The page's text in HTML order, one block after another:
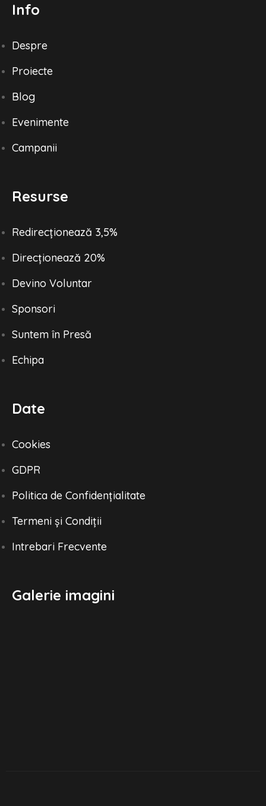
Info
Despre
Proiecte
Blog
Evenimente
Campanii
Resurse
Redirecționează 3,5%
Direcționează 20%
Devino Voluntar
Sponsori
Suntem în Presă
Echipa
Date
Cookies
GDPR
Politica de Confidențialitate
Termeni și Condiții
Intrebari Frecvente
Galerie imagini